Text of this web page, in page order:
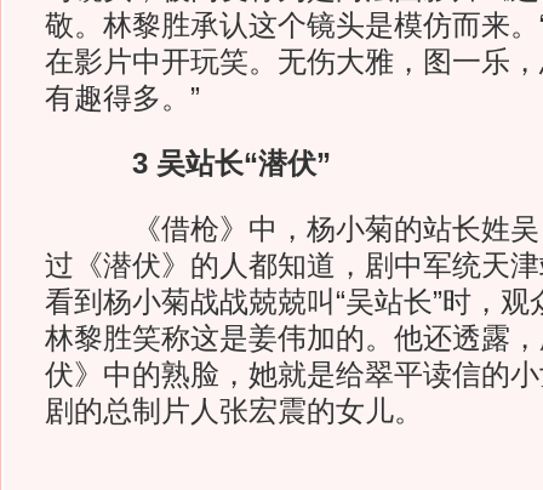
敬。林黎胜承认这个镜头是模仿而来
在影片中开玩笑。无伤大雅，图一乐
有趣得多。”
3 吴站长“潜伏”
《借枪》中，杨小菊的站长姓吴
过《潜伏》的人都知道，剧中军统天
看到杨小菊战战兢兢叫“吴站长”时，
林黎胜笑称这是姜伟加的。他还透露
伏》中的熟脸，她就是给翠平读信的
剧的总制片人张宏震的女儿。